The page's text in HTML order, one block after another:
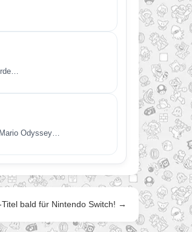
Odyssey…
bald für Nintendo Switch! →